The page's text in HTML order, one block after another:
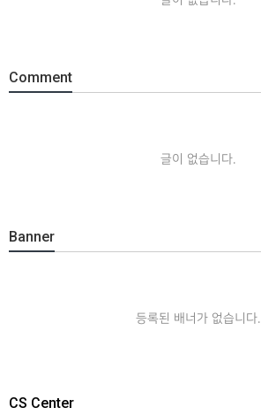
Comment
글이 없습니다.
Banner
등록된 배너가 없습니다.
CS Center